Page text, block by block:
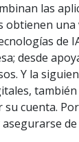
las
obtienen una
de
desde
Y la
su cuenta.